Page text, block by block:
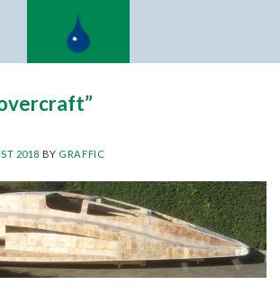
2018 BY GRAFFIC